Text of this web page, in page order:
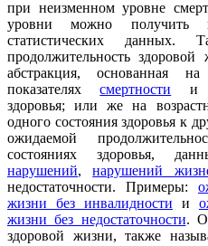
при неизменном уровне
уровни можно получить
статистических данных.
продолжительность
абстракция, основанная
показателяхсмертности и
здоровья; или же на
одного состояния здоровья к
ожидаемой
состояниях здоровья,
нарушений,нарушений
недостаточности. Примеры:
жизни без инвалидности и
жизни без недостаточности.
здоровой жизни, также